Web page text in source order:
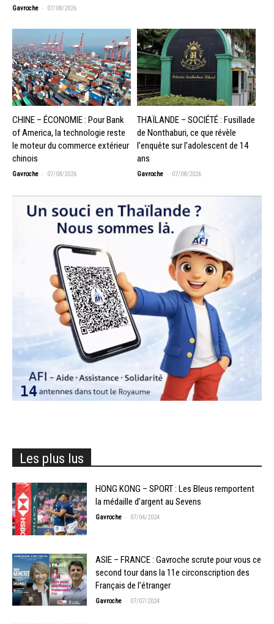
Gavroche - 07/08/2026
CHINE – ÉCONOMIE : Pour Bank
of America, la technologie reste
le moteur du commerce extérieur
chinois
Gavroche - 07/08/2026
THAÏLANDE – SOCIÉTÉ : Fusillade
de Nonthaburi, ce que révèle
l’enquête sur l’adolescent de 14
ans
Gavroche - 07/08/2026
Les plus lus
HONG KONG – SPORT : Les Bleus remportent
la médaille d’argent au Sevens
Gavroche - 07/04/2024
ASIE – FRANCE : Gavroche scrute pour vous ce
second tour dans la 11e circonscription des
Français de l’étranger
Gavroche - 07/07/2024